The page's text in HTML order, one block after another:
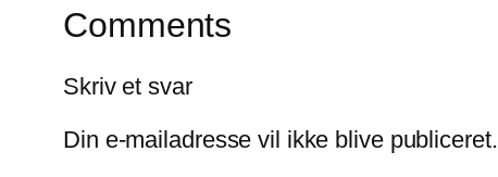
Comments
Skriv et svar
Din e-mailadresse vil ikke blive publiceret.